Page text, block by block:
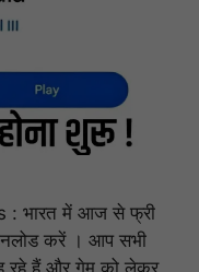
भारत में आज से फ्री
करें । आप सभी
रहे हैं और गेम को लेकर